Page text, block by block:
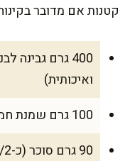
קטנות אם מדובר
ואיכותית)
100 גרם שמנת חמוצה 15%
90 גרם סוכר (כ-1/2 כוס)